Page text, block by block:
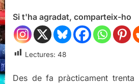
Constitución
no
es
Si t'ha agradat, comparteix-ho
Lectures: 48
Des de fa pràcticament trenta